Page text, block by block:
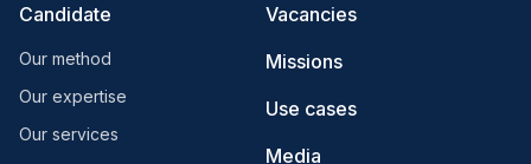
Candidate
Our method
Our expertise
Our services
Vacancies
Missions
Use cases
Media